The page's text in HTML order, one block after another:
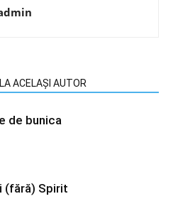
ACELAȘI AUTOR
de bunica
(fără) Spirit